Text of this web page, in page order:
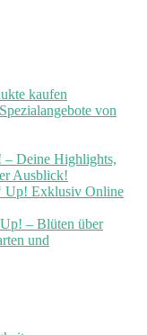
kaufen
von
– Deine Highlights,
Ausblick!
Up! Exklusiv Online
– Blüten über
und